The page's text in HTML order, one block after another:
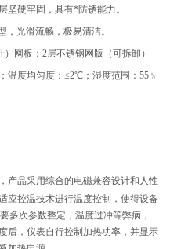
坚硬牢固，具有*防锈能力。
，光滑流畅，极易清洁。
）网板：2层不锈钢网版（可拆卸）
温度均匀度：≤2℃；湿度范围：55﹪
产品采用综合的电磁兼容设计和人性
应控温技术进行温度控制，使得设备
多次参数整定，温度过冲等弊病，
后，仪表自行控制加热功率，并显示